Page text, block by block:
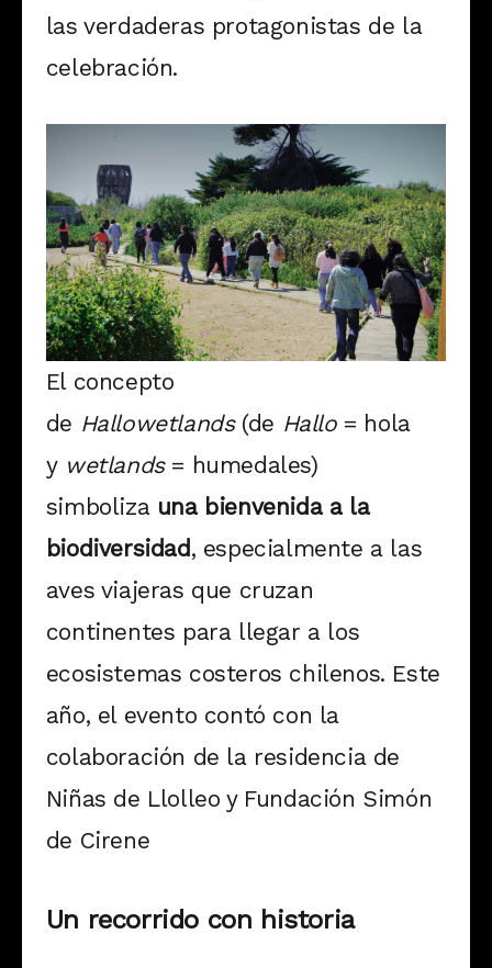
las verdaderas protagonistas de la
celebración.
El concepto
de Hallowetlands(de Hallo= hola
y wetlands= humedales)
simboliza una bienvenida a la
biodiversidad, especialmente a las
aves viajeras que cruzan
continentes para llegar a los
ecosistemas costeros chilenos. Este
año, el evento contó con la
colaboración de la residencia de
Niñas de Llolleo y Fundación Simón
de Cirene
Un recorrido con historia